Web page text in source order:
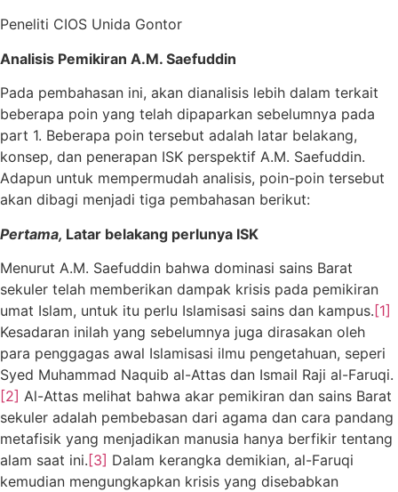
Peneliti CIOS Unida Gontor
Analisis Pemikiran A.M. Saefuddin
Pada pembahasan ini, akan dianalisis lebih dalam terkait
beberapa poin yang telah dipaparkan sebelumnya pada
part 1. Beberapa poin tersebut adalah latar belakang,
konsep, dan penerapan ISK perspektif A.M. Saefuddin.
Adapun untuk mempermudah analisis, poin-poin tersebut
akan dibagi menjadi tiga pembahasan berikut:
Pertama, Latar belakang perlunya ISK
Menurut A.M. Saefuddin bahwa dominasi sains Barat
sekuler telah memberikan dampak krisis pada pemikiran
umat Islam, untuk itu perlu Islamisasi sains dan kampus.[1]
Kesadaran inilah yang sebelumnya juga dirasakan oleh
para penggagas awal Islamisasi ilmu pengetahuan, seperi
Syed Muhammad Naquib al-Attas dan Ismail Raji al-Faruqi.
[2] Al-Attas melihat bahwa akar pemikiran dan sains Barat
sekuler adalah pembebasan dari agama dan cara pandang
metafisik yang menjadikan manusia hanya berfikir tentang
alam saat ini.[3] Dalam kerangka demikian, al-Faruqi
kemudian mengungkapkan krisis yang disebabkan